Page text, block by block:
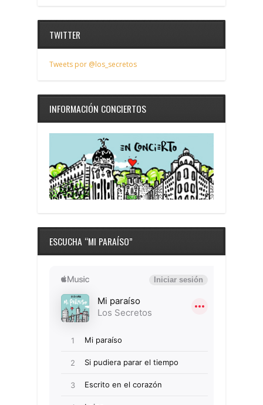
TWITTER
Tweets por @los_secretos
INFORMACIÓN CONCIERTOS
ESCUCHA “MI PARAÍSO”